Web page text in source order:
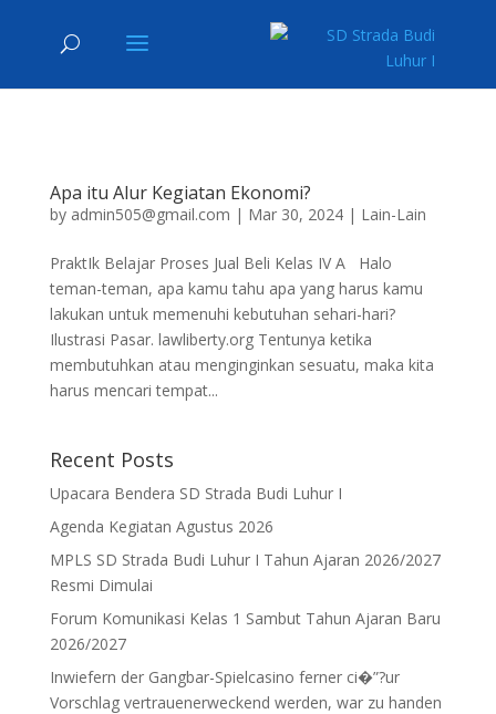
Apa itu Alur Kegiatan Ekonomi?
by admin505@gmail.com | Mar 30, 2024| Lain-Lain
PraktIk Belajar Proses Jual Beli Kelas IV A Halo
teman-teman, apa kamu tahu apa yang harus kamu
lakukan untuk memenuhi kebutuhan sehari-hari?
Ilustrasi Pasar. lawliberty.org Tentunya ketika
membutuhkan atau menginginkan sesuatu, maka kita
harus mencari tempat...
Recent Posts
Upacara Bendera SD Strada Budi Luhur I
Agenda Kegiatan Agustus 2026
MPLS SD Strada Budi Luhur I Tahun Ajaran 2026/2027
Resmi Dimulai
Forum Komunikasi Kelas 1 Sambut Tahun Ajaran Baru
2026/2027
Inwiefern der Gangbar-Spielcasino ferner ci�”?ur
Vorschlag vertrauenerweckend werden, war zu handen